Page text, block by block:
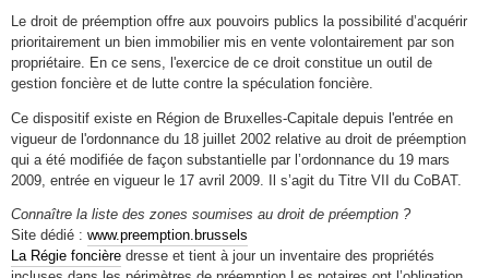
Le droit de préemption offre aux pouvoirs publics la possibilité d’acquérir
prioritairement un bien immobilier mis en vente volontairement par son
propriétaire. En ce sens, l'exercice de ce droit constitue un outil de
gestion foncière et de lutte contre la spéculation foncière.
Ce dispositif existe en Région de Bruxelles-Capitale depuis l'entrée en
vigueur de l'ordonnance du 18 juillet 2002 relative au droit de préemption
qui a été modifiée de façon substantielle par l’ordonnance du 19 mars
2009, entrée en vigueur le 17 avril 2009. Il s’agit du Titre VII du CoBAT.
Connaître la liste des zones soumises au droit de préemption ?
Site dédié : www.preemption.brussels
La Régie foncière dresse et tient à jour un inventaire des propriétés